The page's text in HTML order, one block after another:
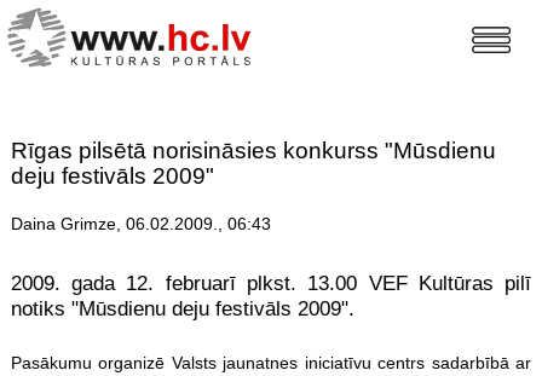
Rīgas pilsētā norisināsies konkurss "Mūsdienu
deju festivāls 2009"
Daina Grimze, 06.02.2009., 06:43
2009. gada 12. februarī plkst. 13.00 VEF Kultūras pilī
notiks "Mūsdienu deju festivāls 2009".
Pasākumu organizē Valsts jaunatnes iniciatīvu centrs sadarbībā ar